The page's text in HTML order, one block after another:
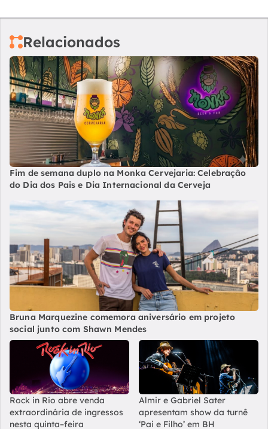
Relacionados
Fim de semana duplo na Monka Cervejaria: Celebração
do Dia dos Pais e Dia Internacional da Cerveja
Bruna Marquezine comemora aniversário em projeto
social junto com Shawn Mendes
Rock in Rio abre venda
extraordinária de ingressos
nesta quinta–feira
Almir e Gabriel Sater
apresentam show da turnê
‘Pai e Filho’ em BH